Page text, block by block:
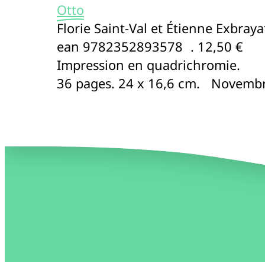
Otto
Florie Saint-Val et Étienne
ean 9782352893578 . 12,50 €
Impression en quadrichromie.
36 pages. 24 x 16,6 cm.